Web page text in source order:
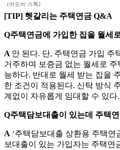
(어도비 스톡)
[TIP] 헷갈리는 주택연금 Q&A
Q주택연금에 가입한 집을 월세
A 안 된다. 단, 주택연금 가입 주
거주하며 보증금 없는 월세로
능하다. 반대로 월세 받는 집을
한 조건이 적용된다. 신탁 방식
계없이 자유롭게 임대할 수 있다.
Q주택담보대출이 있는데 주택
A ‘주택담보대출 상환용 주택연
보대출이 있는 가입자는 주택연